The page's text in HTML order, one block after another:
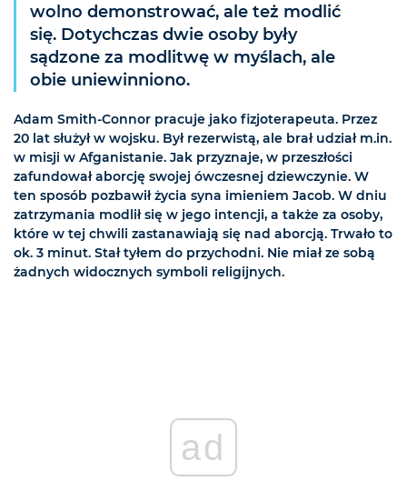
wolno demonstrować, ale też modlić
się. Dotychczas dwie osoby były
sądzone za modlitwę w myślach, ale
obie uniewinniono.
Adam Smith-Connor pracuje jako fizjoterapeuta. Przez
20 lat służył w wojsku. Był rezerwistą, ale brał udział m.in.
w misji w Afganistanie. Jak przyznaje, w przeszłości
zafundował aborcję swojej ówczesnej dziewczynie. W
ten sposób pozbawił życia syna imieniem Jacob. W dniu
zatrzymania modlił się w jego intencji, a także za osoby,
które w tej chwili zastanawiają się nad aborcją. Trwało to
ok. 3 minut. Stał tyłem do przychodni. Nie miał ze sobą
żadnych widocznych symboli religijnych.
ad